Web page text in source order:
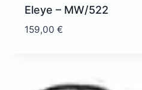
Eleye – MW/522
159,00€